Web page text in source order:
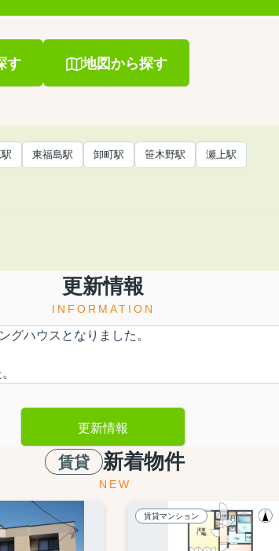
す 地図から探す
東福島駅 卸町駅 笹木野駅 瀬上駅
更新情報
INFORMATION
グハウスとなりました。
更新情報
賃貸 新着物件
NEW
賃貸マンション